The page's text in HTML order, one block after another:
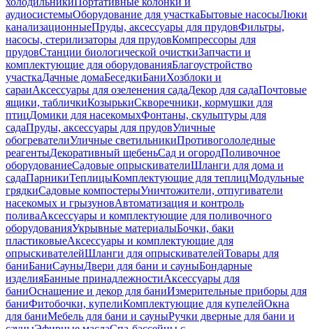
аудиосистемыОборудование для участкаБытовые насосыЛюки
канализационныеПруды, аксессуары для прудовФильтры,
насосы, стерилизаторы для прудовКомпрессоры для
прудовСтанции биологической очисткиЗапчасти и
комплектующие для оборудованияБлагоустройство
участкаДачные домаБеседкиБаниХозблоки и
сараиАксессуары для озеленения садаДекор для садаПочтовые
ящики, табличкиКозырькиСкворечники, кормушки для
птицДомики для насекомыхФонтаны, скульптуры для
садаПруды, аксессуары для прудовУличные
обогревателиУличные светильникиПротивогололедные
реагентыДекоративный щебеньСад и огородПоливочное
оборудованиеСадовые опрыскивателиШланги для дома и
садаПарникиТеплицыКомплектующие для теплицМодульные
грядкиСадовые компостерыУничтожители, отпугиватели
насекомых и грызуновАвтоматизация и контроль
поливаАксессуары и комплектующие для поливочного
оборудованияУкрывные материалыБочки, баки
пластиковыеАксессуары и комплектующие для
опрыскивателейШланги для опрыскивателейТовары для
баниБаниСауныДвери для бани и сауныБондарные
изделияБанные принадлежностиАксессуары для
баниОснащение и декор для баниИзмерительные приборы для
баниФитобочки, купелиКомплектующие для купелейОкна
для баниМебель для бани и сауныРучки дверные для бани и